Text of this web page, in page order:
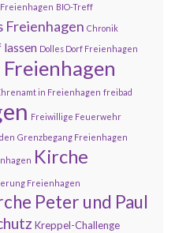
BIO-Treff
Freienhagen Chronik
Dolles Dorf Freienhagen
in Freienhagen freibad
Freiwillige Feuerwehr
Grenzbegang Freienhagen
Kirche
Freienhagen
Peter und Paul
Kreppel-Challenge